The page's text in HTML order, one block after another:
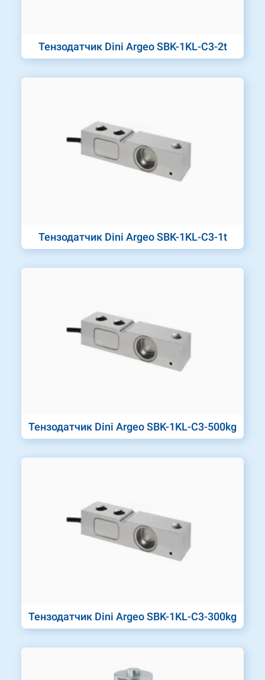
Тензодатчик Dini Argeo SBK-1KL-C3-2t
Тензодатчик Dini Argeo SBK-1KL-C3-1t
Тензодатчик Dini Argeo SBK-1KL-C3-500kg
Тензодатчик Dini Argeo SBK-1KL-C3-300kg